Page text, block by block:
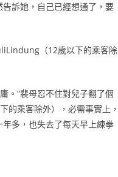
訴她，自己已經想通了，要
（12歲以下的乘客除
。”裴母忍不住對兒子翻了個
的乘客除外），必需事實上，
多，也失去了每天早上練拳